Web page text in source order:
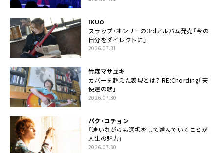
IKUO
スラップ・オンリーの3rdアルバム発売「今の
自分をダイレクトに」
2026.07.31
竹森マサユキ
カバーを超えた表現とは？ RE:Chording「天
使達の歌」
2026.07.30
パク・ユチョン
「迷いながらも選択をして進んでいくことが
人生の魅力」
2026.07.30